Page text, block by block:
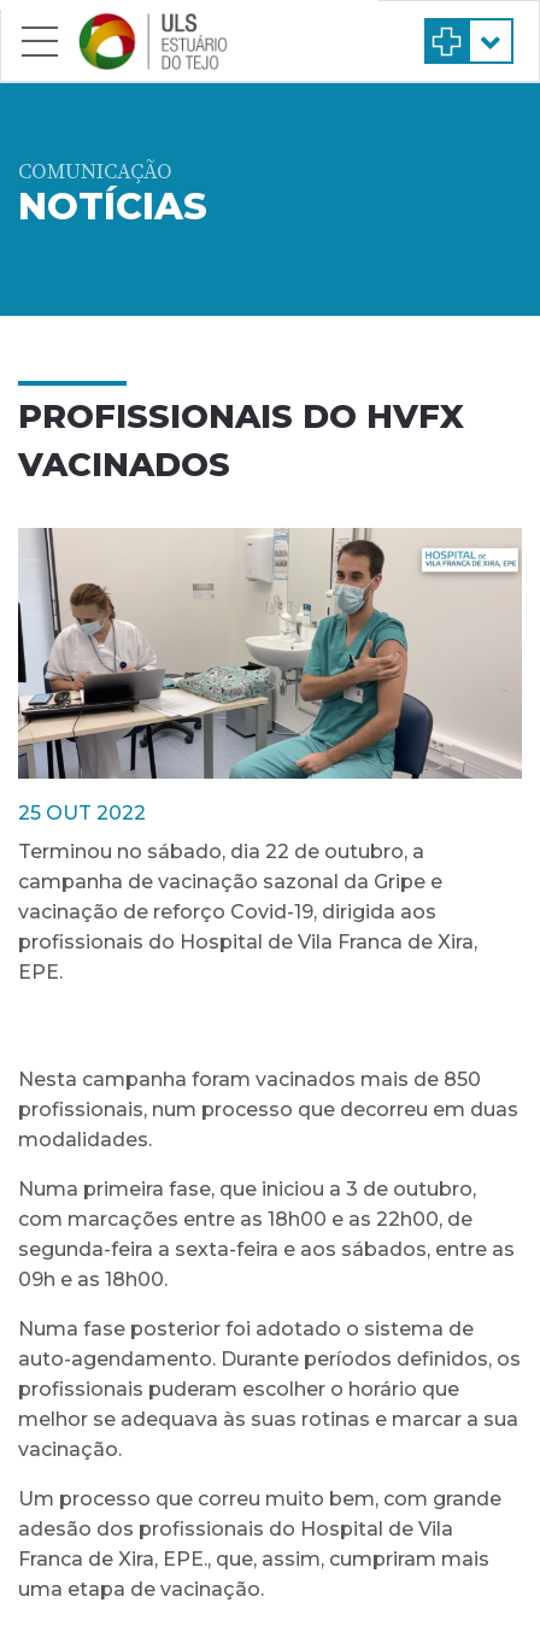
Saltar para conteúdo principal
COMUNICAÇÃO
NOTÍCIAS
PROFISSIONAIS DO HVFX
VACINADOS
25 OUT 2022
Terminou no sábado, dia 22 de outubro, a
campanha de vacinação sazonal da Gripe e
vacinação de reforço Covid-19, dirigida aos
profissionais do Hospital de Vila Franca de Xira,
EPE.
Nesta campanha foram vacinados mais de 850
profissionais, num processo que decorreu em duas
modalidades.
Numa primeira fase, que iniciou a 3 de outubro,
com marcações entre as 18h00 e as 22h00, de
segunda-feira a sexta-feira e aos sábados, entre as
09h e as 18h00.
Numa fase posterior foi adotado o sistema de
auto-agendamento. Durante períodos definidos, os
profissionais puderam escolher o horário que
melhor se adequava às suas rotinas e marcar a sua
vacinação.
Um processo que correu muito bem, com grande
adesão dos profissionais do Hospital de Vila
Franca de Xira, EPE., que, assim, cumpriram mais
uma etapa de vacinação.